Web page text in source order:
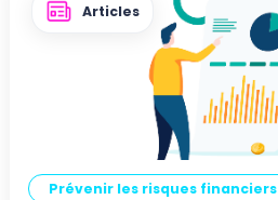
Articles
Prévenir les risques financiers